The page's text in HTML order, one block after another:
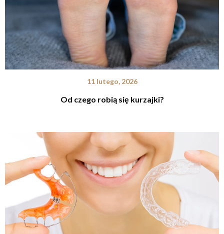
11 lutego, 2026
Od czego robią się kurzajki?